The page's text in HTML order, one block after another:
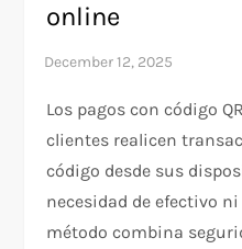
online
Los pagos con código
clientes realicen
código desde sus
necesidad de efectivo
método combina